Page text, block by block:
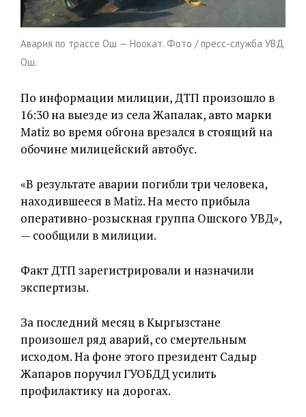
Авария по трассе Ош — Ноокат. Фото / пресс-служба УВД
Ош.
По информации милиции, ДТП произошло в
16:30 на выезде из села Жапалак, авто марки
Matiz во время обгона врезался в стоящий на
обочине милицейский автобус.
«В результате аварии погибли три человека,
находившееся в Matiz. На место прибыла
оперативно-розыскная группа Ошского УВД»,
— сообщили в милиции.
Факт ДТП зарегистрировали и назначили
экспертизы.
За последний месяц в Кыргызстане
произошел ряд аварий, со смертельным
исходом. На фоне этого президент Садыр
Жапаров поручил ГУОБДД усилить
профилактику на дорогах.